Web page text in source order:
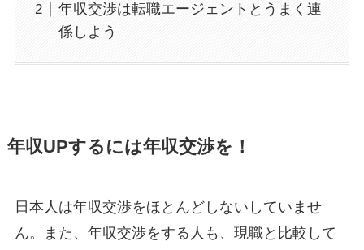
年収交渉は転職エージェントとうまく連
係しよう
年収UPするには年収交渉を！
日本人は年収交渉をほとんどしないしていませ
ん。また、年収交渉をする人も、現職と比較して